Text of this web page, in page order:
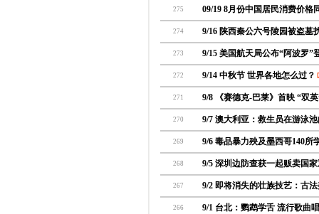
275 09/19 8月份中国居民消费价格
274 9/16 陕西秦公六号陵园被盗墓
273 9/15 美国航天局公布“阿波罗”
272 9/14 中秋节 世界各地怎么过？
271 9/8 《赛德克-巴莱》首映 “双
270 9/7 澳大利亚：救生员在游泳
269 9/6 毒品暴力殃及墨西哥140所
268 9/5 深圳边防查获一起贩卖国
267 9/2 即将消失的壮族技艺：古
266 9/1 台北：鹦鹉学舌 流行歌曲